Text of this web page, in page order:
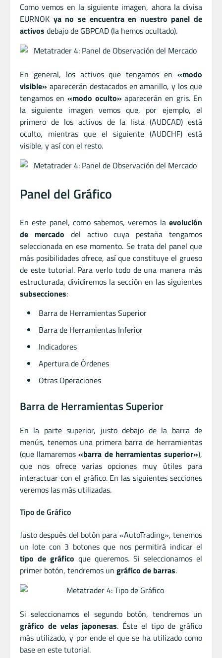
Como vemos en la siguiente imagen, ahora la divisa
EURNOK ya no se encuentra en nuestro panel de
activos debajo de GBPCAD (la hemos ocultado).
En general, los activos que tengamos en «modo
visible» aparecerán destacados en amarillo, y los que
tengamos en «modo oculto» aparecerán en gris. En
la siguiente imagen vemos que, por ejemplo, el
primero de los activos de la lista (AUDCAD) está
oculto, mientras que el siguiente (AUDCHF) está
visible, y así con el resto.
Panel del Gráfico
En este panel, como sabemos, veremos la evolución
de mercado del activo cuya pestaña tengamos
seleccionada en ese momento. Se trata del panel que
más posibilidades ofrece, así que constituye el grueso
de este tutorial. Para verlo todo de una manera más
estructurada, dividiremos la sección en las siguientes
subsecciones:
Barra de Herramientas Superior
Barra de Herramientas Inferior
Indicadores
Apertura de Órdenes
Otras Operaciones
Barra de Herramientas Superior
En la parte superior, justo debajo de la barra de
menús, tenemos una primera barra de herramientas
(que llamaremos«barra de herramientas superior»),
que nos ofrece varias opciones muy útiles para
interactuar con el gráfico. En las siguientes secciones
veremos las más utilizadas.
Tipo de Gráfico
Justo después del botón para «AutoTrading», tenemos
un lote con 3 botones que nos permitirá indicar el
tipo de gráfico que queremos. Si seleccionamos el
primer botón, tendremos un gráfico de barras.
Si seleccionamos el segundo botón, tendremos un
gráfico de velas japonesas. Éste el tipo de gráfico
más utilizado, y por ende el que se ha utilizado como
base en este tutorial.